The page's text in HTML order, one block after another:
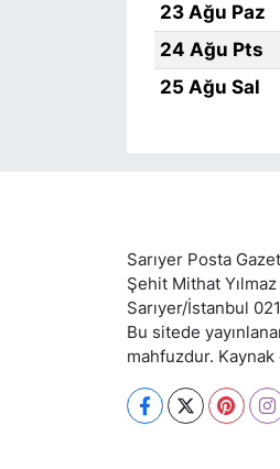
23 Ağu Paz
24 Ağu Pts
25 Ağu Sal
Sarıyer Posta
Şehit Mithat
Sarıyer/İstanbul
Bu sitede
mahfuzdur. Kaynak